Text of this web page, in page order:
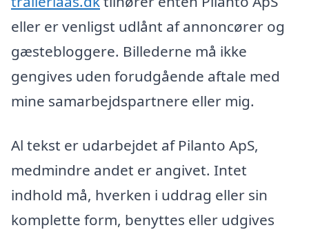
eller er venligst udlånt af annoncører og
gæstebloggere. Billederne må ikke
gengives uden forudgående aftale med
mine samarbejdspartnere eller mig.
Al tekst er udarbejdet af Pilanto ApS,
medmindre andet er angivet. Intet
indhold må, hverken i uddrag eller sin
komplette form, benyttes eller udgives